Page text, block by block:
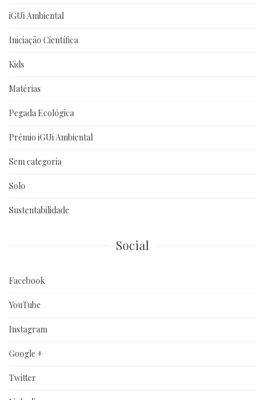
iGUi Ambiental
Iniciação Científica
Kids
Matérias
Pegada Ecológica
Prêmio iGUi Ambiental
Sem categoria
Solo
Sustentabilidade
Social
Facebook
YouTube
Instagram
Google +
Twitter